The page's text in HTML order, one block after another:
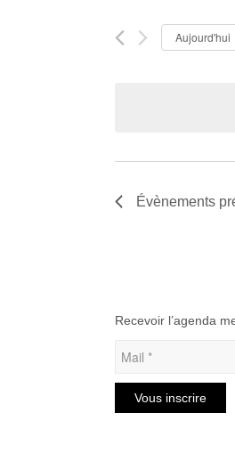
de
vues
ÉvènementsAujourd'hui
Évènements
Recevoir l’agenda